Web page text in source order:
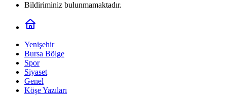
Bildiriminiz bulunmamaktadır.
Yenişehir
Bursa Bölge
Spor
Siyaset
Genel
Köşe Yazıları